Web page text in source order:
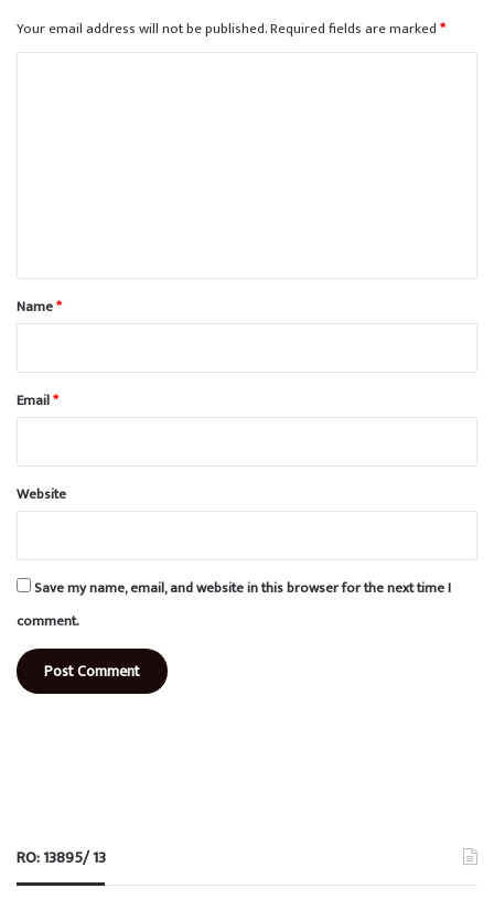
Your email address will not be published.Required fields are marked*
*
Name*
Email*
Website
Save my name, email, and website in this browser for the next time I
comment.
RO: 13895/ 13